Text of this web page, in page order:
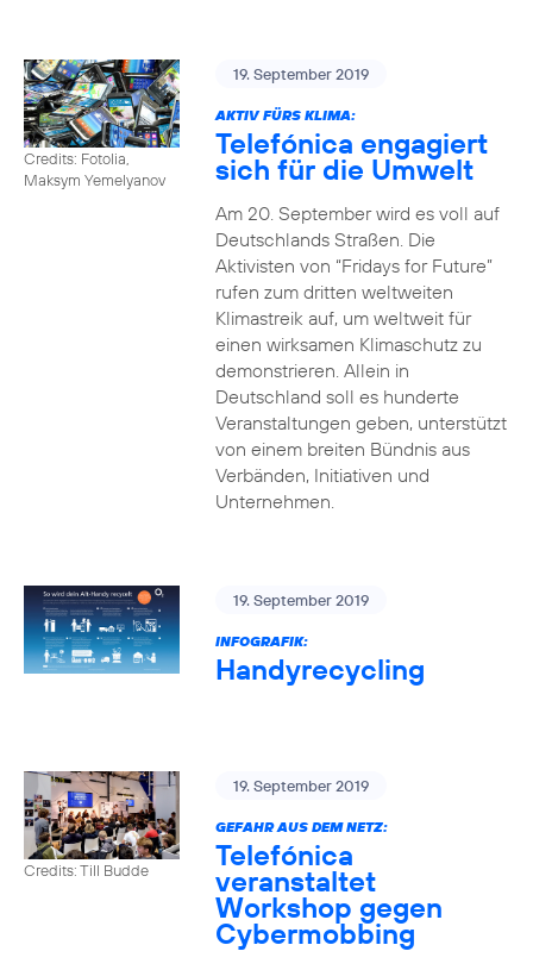
Credits: Fotolia,
Maksym Yemelyanov
19. September 2019
AKTIV FÜRS KLIMA:
Telefónica engagiert
sich für die Umwelt
Am 20. September wird es voll auf
Deutschlands Straßen. Die
Aktivisten von “Fridays for Future”
rufen zum dritten weltweiten
Klimastreik auf, um weltweit für
einen wirksamen Klimaschutz zu
demonstrieren. Allein in
Deutschland soll es hunderte
Veranstaltungen geben, unterstützt
von einem breiten Bündnis aus
Verbänden, Initiativen und
Unternehmen.
19. September 2019
INFOGRAFIK:
Handyrecycling
Credits: Till Budde
19. September 2019
GEFAHR AUS DEM NETZ:
Telefónica
veranstaltet
Workshop gegen
Cybermobbing